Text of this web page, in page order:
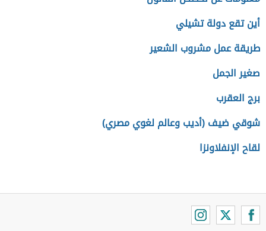
أين تقع دولة تشيلي
طريقة عمل مشروب الشعير
صغير الجمل
برج العقرب
شوقي ضيف (أديب وعالم لغوي مصري)
لقاح الإنفلاونزا